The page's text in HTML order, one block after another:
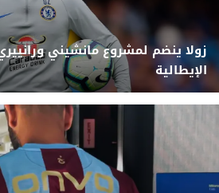
زولا ينضم لمشروع مانشيني
الإيطالية